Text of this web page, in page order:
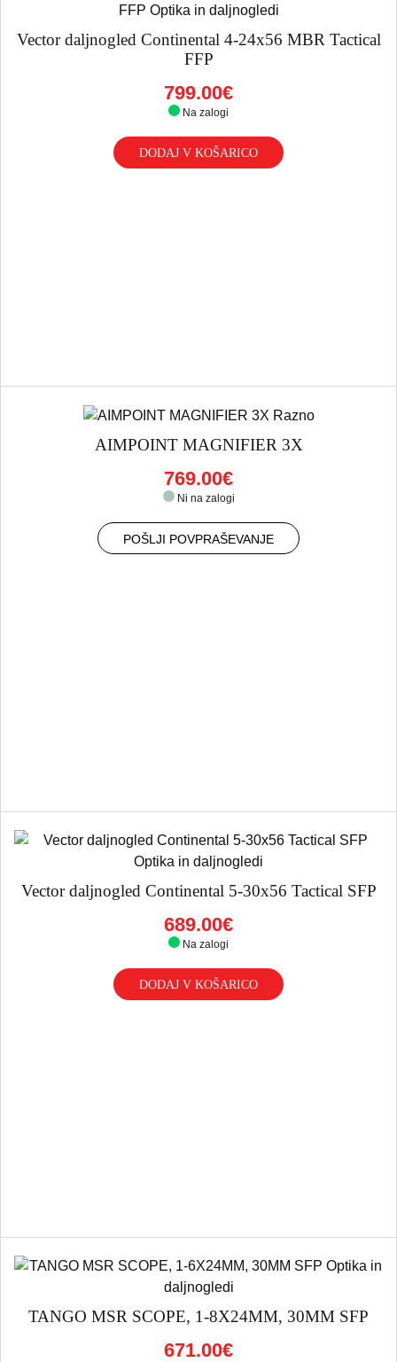
Vector daljnogled Continental 4-24x56 MBR Tactical
FFP
799.00€
Na zalogi
DODAJ V KOŠARICO
AIMPOINT MAGNIFIER 3X
769.00€
Ni na zalogi
POŠLJI POVPRAŠEVANJE
Vector daljnogled Continental 5-30x56 Tactical SFP
689.00€
Na zalogi
DODAJ V KOŠARICO
TANGO MSR SCOPE, 1-8X24MM, 30MM SFP
671.00€